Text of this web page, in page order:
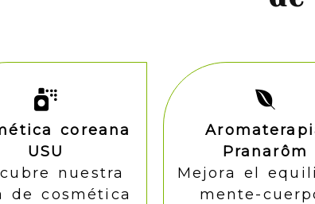
coreana
USU
nuestra
de cosmética
Pranarôm
Mejora el
mente-